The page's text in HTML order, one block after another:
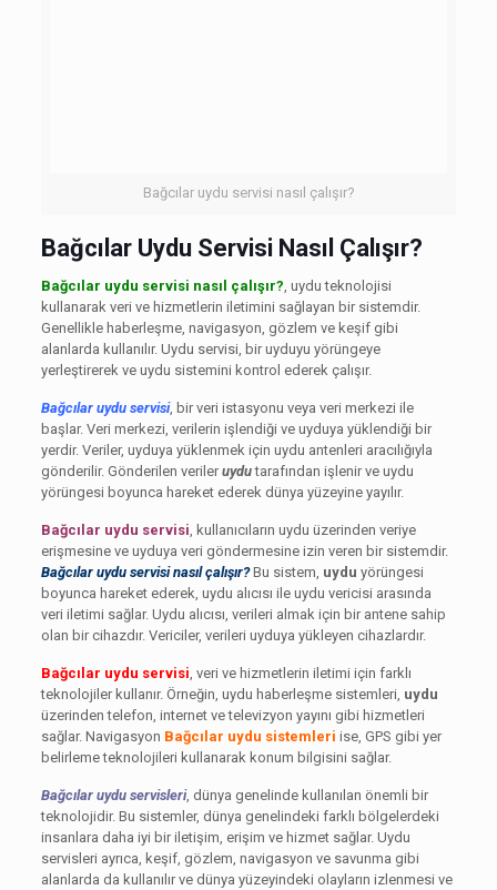
Bağcılar uydu servisi nasıl çalışır?
Bağcılar Uydu Servisi Nasıl Çalışır?
Bağcılar uydu servisi nasıl çalışır?, uydu teknolojisi
kullanarak veri ve hizmetlerin iletimini sağlayan bir sistemdir.
Genellikle haberleşme, navigasyon, gözlem ve keşif gibi
alanlarda kullanılır. Uydu servisi, bir uyduyu yörüngeye
yerleştirerek ve uydu sistemini kontrol ederek çalışır.
Bağcılar uydu servisi, bir veri istasyonu veya veri merkezi ile
başlar. Veri merkezi, verilerin işlendiği ve uyduya yüklendiği bir
yerdir. Veriler, uyduya yüklenmek için uydu antenleri aracılığıyla
gönderilir. Gönderilen verileruydutarafından işlenir ve uydu
yörüngesi boyunca hareket ederek dünya yüzeyine yayılır.
Bağcılar uydu servisi, kullanıcıların uydu üzerinden veriye
erişmesine ve uyduya veri göndermesine izin veren bir sistemdir.
Bağcılar uydu servisi nasıl çalışır?Bu sistem, uydu yörüngesi
boyunca hareket ederek, uydu alıcısı ile uydu vericisi arasında
veri iletimi sağlar. Uydu alıcısı, verileri almak için bir antene sahip
olan bir cihazdır. Vericiler, verileri uyduya yükleyen cihazlardır.
Bağcılar uydu servisi, veri ve hizmetlerin iletimi için farklı
teknolojiler kullanır. Örneğin, uydu haberleşme sistemleri, uydu
üzerinden telefon, internet ve televizyon yayını gibi hizmetleri
sağlar. Navigasyon Bağcılar uydu sistemleri ise, GPS gibi yer
belirleme teknolojileri kullanarak konum bilgisini sağlar.
Bağcılar uydu servisleri, dünya genelinde kullanılan önemli bir
teknolojidir. Bu sistemler, dünya genelindeki farklı bölgelerdeki
insanlara daha iyi bir iletişim, erişim ve hizmet sağlar. Uydu
servisleri ayrıca, keşif, gözlem, navigasyon ve savunma gibi
alanlarda da kullanılır ve dünya yüzeyindeki olayların izlenmesi ve